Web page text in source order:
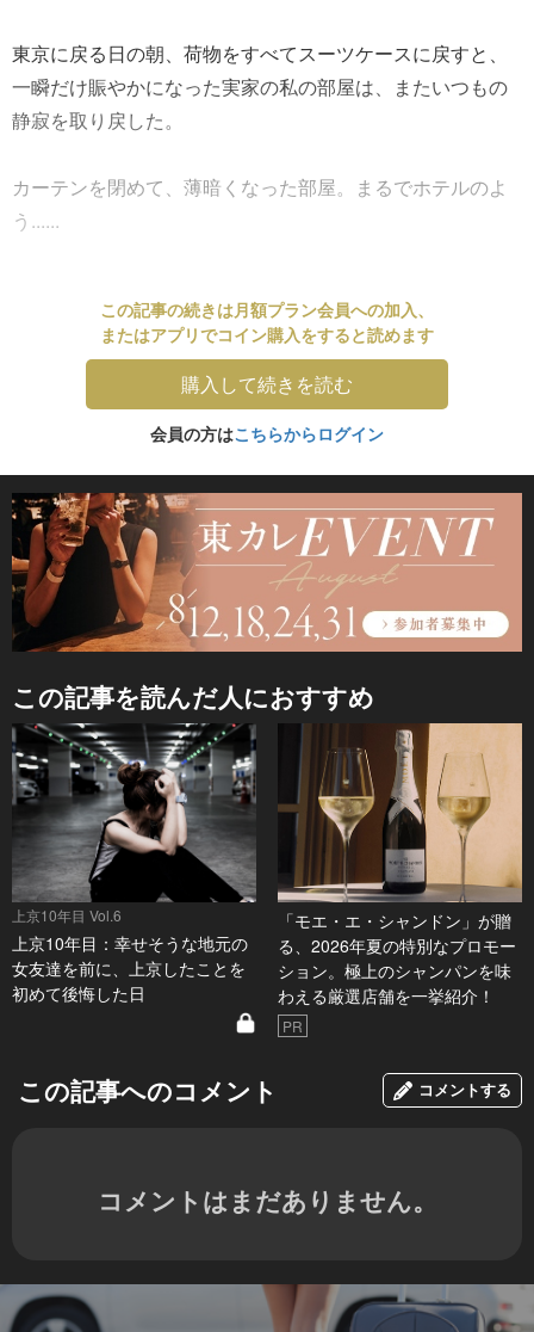
東京に戻る日の朝、荷物をすべてスーツケースに戻すと、
一瞬だけ賑やかになった実家の私の部屋は、またいつもの
静寂を取り戻した。
カーテンを閉めて、薄暗くなった部屋。まるでホテルのよ
う......
この記事の続きは月額プラン会員への加入、
またはアプリでコイン購入をすると読めます
購入して続きを読む
会員の方はこちらからログイン
この記事を読んだ人におすすめ
上京10年目 Vol.6
上京10年目：幸せそうな地元の
女友達を前に、上京したことを
初めて後悔した日
「モエ・エ・シャンドン」が贈
る、2026年夏の特別なプロモー
ション。極上のシャンパンを味
わえる厳選店舗を一挙紹介！
PR
この記事へのコメント コメントする
コメントはまだありません。